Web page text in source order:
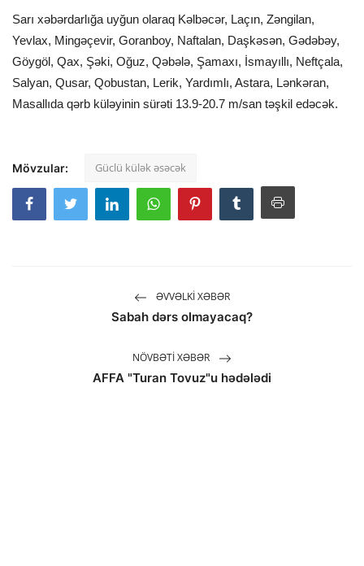
Sarı xəbərdarlığa uyğun olaraq Kəlbəcər, Laçın, Zəngilan,
Yevlax, Mingəçevir, Goranboy, Naftalan, Daşkəsən, Gədəbəy,
Göygöl, Qax, Şəki, Oğuz, Qəbələ, Şamaxı, İsmayıllı, Neftçala,
Salyan, Qusar, Qobustan, Lerik, Yardımlı, Astara, Lənkəran,
Masallıda qərb küləyinin sürəti 13.9-20.7 m/san təşkil edəcək.
Mövzular: Güclü külək əsəcək
ƏVVƏLKI XƏBƏR
Sabah dərs olmayacaq?
NÖVBƏTI XƏBƏR
AFFA "Turan Tovuz"u hədələdi